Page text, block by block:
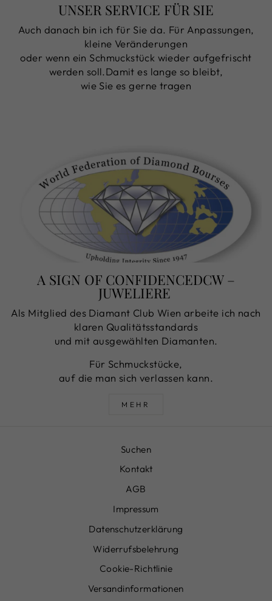
UNSER SERVICE FÜR SIE
Auch danach bin ich für Sie da. Für Anpassungen,
kleine Veränderungen
oder wenn ein Schmuckstück wieder aufgefrischt
werden soll.Damit es lange so bleibt,
wie Sie es gerne tragen
A SIGN OF CONFIDENCEDCW –
JUWELIERE
Als Mitglied des Diamant Club Wien arbeite ich nach
klaren Qualitätsstandards
und mit ausgewählten Diamanten.
Für Schmuckstücke,
auf die man sich verlassen kann.
MEHR
Suchen
Kontakt
AGB
Impressum
Datenschutzerklärung
Widerrufsbelehrung
Cookie-Richtlinie
Versandinformationen